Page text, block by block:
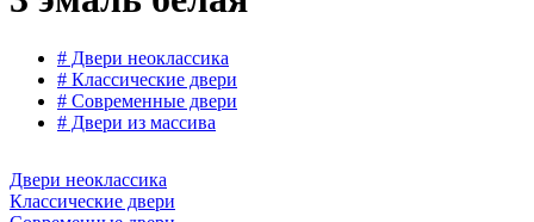
# Двери неоклассика
# Классические двери
# Современные двери
# Двери из массива
Двери неоклассика
Классические двери